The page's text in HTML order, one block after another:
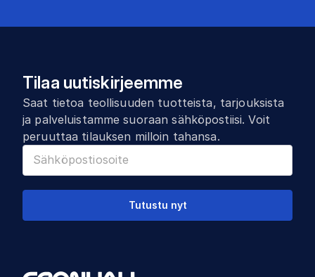
Tilaa uutiskirjeemme
Saat tietoa teollisuuden tuotteista, tarjouksista
ja palveluistamme suoraan sähköpostiisi. Voit
peruuttaa tilauksen milloin tahansa.
Tutustu nyt